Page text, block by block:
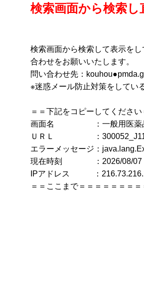
検索画面から検索し
検索画面から検索して表示を
合わせをお願いいたします。
問い合わせ先：
※迷惑メール防止対策をしてい
＝＝下記をコピーしてください
画面名 ：一般用医薬品・
ＵＲＬ ：
エラーメッセージ：
現在時刻 ：2026/08/07
IPアドレス ：
＝＝ここまで＝＝＝＝＝＝＝＝